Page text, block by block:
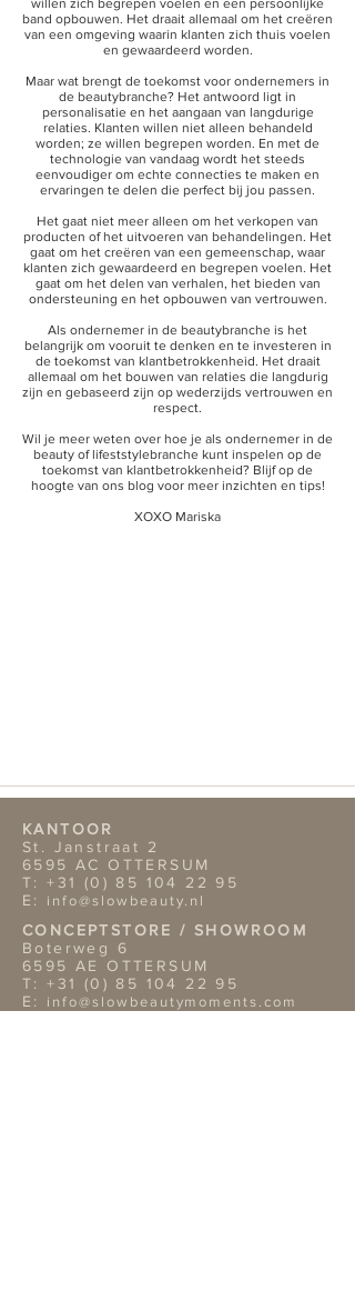
willen zich begrepen voelen en een persoonlijke
band opbouwen. Het draait allemaal om het creëren
van een omgeving waarin klanten zich thuis voelen
en gewaardeerd worden.
Maar wat brengt de toekomst voor ondernemers in
de beautybranche? Het antwoord ligt in
personalisatie en het aangaan van langdurige
relaties. Klanten willen niet alleen behandeld
worden; ze willen begrepen worden. En met de
technologie van vandaag wordt het steeds
eenvoudiger om echte connecties te maken en
ervaringen te delen die perfect bij jou passen.
Het gaat niet meer alleen om het verkopen van
producten of het uitvoeren van behandelingen. Het
gaat om het creëren van een gemeenschap, waar
klanten zich gewaardeerd en begrepen voelen. Het
gaat om het delen van verhalen, het bieden van
ondersteuning en het opbouwen van vertrouwen.
Als ondernemer in de beautybranche is het
belangrijk om vooruit te denken en te investeren in
de toekomst van klantbetrokkenheid. Het draait
allemaal om het bouwen van relaties die langdurig
zijn en gebaseerd zijn op wederzijds vertrouwen en
respect.
Wil je meer weten over hoe je als ondernemer in de
beauty of lifeststylebranche kunt inspelen op de
toekomst van klantbetrokkenheid? Blijf op de
hoogte van ons blog voor meer inzichten en tips!
XOXO Mariska
KANTOOR
St. Janstraat 2
6595 AC OTTERSUM
T:+31 (0) 85 104 22 95
E: info@slowbeauty.nl
CONCEPTSTORE / SHOWROOM
Boterweg 6
6595 AE OTTERSUM
T:+31 (0) 85 104 22 95
E: info@slowbeautymoments.com